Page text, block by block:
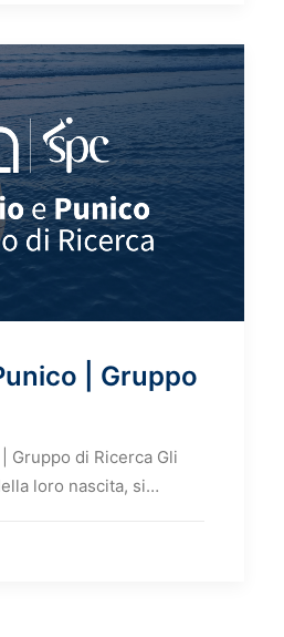
| Gruppo
Gruppo di Ricerca Gli
loro nascita, si…